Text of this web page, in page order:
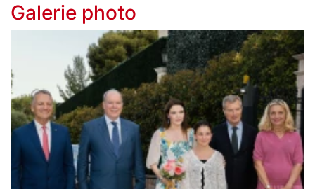
Galerie photo